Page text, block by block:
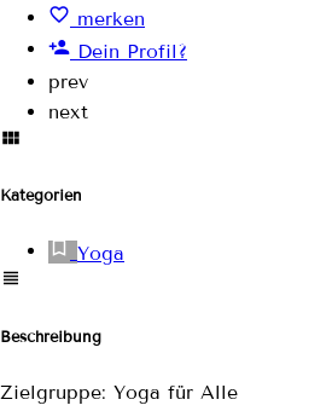
merken
Dein Profil?
prev
next
Kategorien
Yoga
Beschreibung
Zielgruppe: Yoga für Alle